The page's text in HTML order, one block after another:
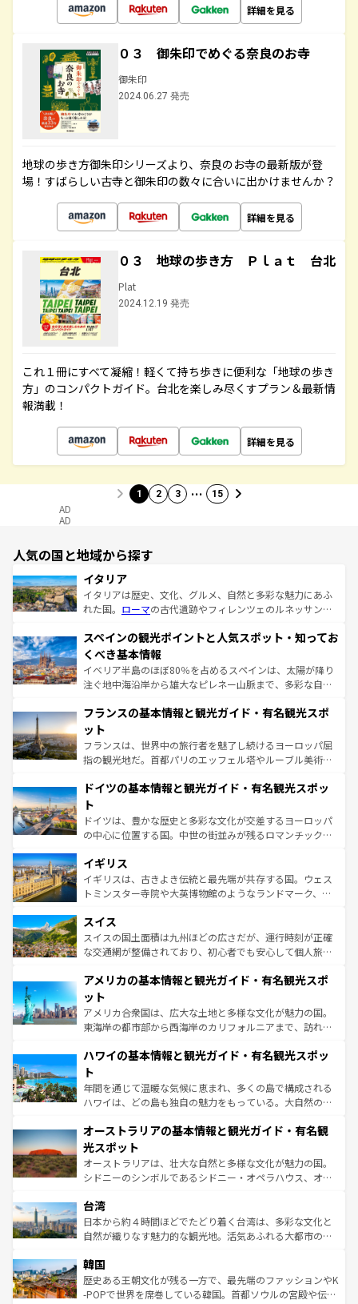
詳細を見る
０３ 御朱印でめぐる奈良のお寺
御朱印
2024.06.27 発売
地球の歩き方御朱印シリーズより、奈良のお寺の最新版が登
場！すばらしい古寺と御朱印の数々に合いに出かけませんか？
詳細を見る
０３ 地球の歩き方 Ｐｌａｔ 台北
Plat
2024.12.19 発売
これ１冊にすべて凝縮！軽くて持ち歩きに便利な「地球の歩き
方」のコンパクトガイド。台北を楽しみ尽くすプラン＆最新情
報満載！
詳細を見る
1 2 3 … 15
AD
AD
人気の国と地域から探す
イタリア
イタリアは歴史、文化、グルメ、自然と多彩な魅力にあふ
れた国。 ローマの古代遺跡やフィレンツェのルネッサンス
ろん、トスカーナの美しい田園風景やアマルフィ海岸の絶
景など、自然景観も見逃せない。観光の合間には、本場の
ピザやパスタなど、絶品のイタリア料理を堪能することも
できる。朝目覚めてから夜眠るまで、すべての瞬間を楽し
なお、新着のイタリア情報はコンテンツ一覧を参照してほ
しい。
スペインの観光ポイントと人気スポット・知ってお
くべき基本情報
イベリア半島のほぼ80％を占めるスペインは、太陽が降り
注ぐ地中海沿岸から雄大なピレネー山脈まで、多彩な自然
文化が根付くこの国では、情熱的なフラメンコ、熱気あふ
れる闘牛、そして美味しいタパスが生活の一部となってい
る。首都マドリードの洗練された雰囲気や、バルセロナの
アートに溢れた街角から、地方では古代ローマ遺跡や中世
せる。地方によって風土や気候が異なるスペインはその個
ンテンツ一覧 を参照してほしい。
フランスの基本情報と観光ガイド・有名観光スポ
ット
フランスは、世界中の旅行者を魅了し続けるヨーロッパ屈
指の観光地だ。首都パリのエッフェル塔やルーブル美術館
で、幅広い魅力が詰まっている。華麗な宮殿、歴史的な大
聖堂、美しいビーチ、そして豊かな自然が、訪れる者を心
から魅了する。また、フランスは美食の国としても知ら
れ、フランス料理はユネスコ無形文化遺産にも登録されて
香り高いラベンダー畑など、多彩な楽しみ方が可能だ。さ
らに、パリ以外の地域にも魅力が溢れており、どの街角に
も豊かな歴史と文化が息づいている。パリ以外の個性あふ
を参照してほしい。
ドイツの基本情報と観光ガイド・有名観光スポッ
ト
ドイツは、豊かな歴史と多彩な文化が交差するヨーロッパ
の中心に位置する国。中世の街並みが残るロマンチック街
顔を持つこの国は、どこを歩いても飽きることがない。ベ
ルリンの文化的活気、バイエルン州のアルプスの絶景、そ
してライン川沿いのワイン畑といった風景は必見。ビール
は、お酒好きな人にはぜひ体験してほしい。 なお、新着の
ドイツ情報はコンテンツ一覧を参照してほしい。
イギリス
イギリスは、古きよき伝統と最先端が共存する国。ウェス
トミンスター寺院や大英博物館のようなランドマーク、歴
リアごとに異なる魅力がある。また、優雅なアフタヌーン
ティー、ビール好きにはたまらない英国パブ、サッカー観
戦など、本場だからこそできる体験も豊富。イギリスを旅
ンツ一覧を参照してほしい。
スイス
スイスの国土面積は九州ほどの広さだが、運行時刻が正確
な交通網が整備されており、初心者でも安心して個人旅行
の建物がそのまま残る町や、スイスならではのユニークな
博物館もあり、アルプス観光だけでなく町歩きも満喫する
ことができる。国民の所得が高いため物価も高いが、旅行
者向けの交通パス提供のサービスもあり、うまく活用すれ
着のスイス情報はコンテンツ一覧を参照してほしい。
アメリカの基本情報と観光ガイド・有名観光スポ
ット
アメリカ合衆国は、広大な土地と多様な文化が魅力の国。
東海岸の都市部から西海岸のカリフォルニアまで、訪れる
のような巨大都市は、観光、ショッピング、エンターテイ
ンメントが詰まった刺激的なスポットだ。一方、アメリカ
西部には大自然が広がり、グランドキャニオンやイエロー
ストーン国立公園といった絶景が堪能できる。さらに、南
文化が魅力。旅行者はアメリカの各地域で異なる魅力を楽
しみながら、その多様性と豊かな歴史を感じることができ
るだろう。車でのロードトリップや列車の旅も、アメリカ
ならではの贅沢な旅のスタイルだ。 なお、新着のアメリカ
情報は コンテンツ一覧 を参照してほしい。
ハワイの基本情報と観光ガイド・有名観光スポッ
ト
年間を通じて温暖な気候に恵まれ、多くの島で構成される
ハワイは、どの島も独自の魅力をもっている。大自然の神
ワイ島は見逃せない。また、定番の観光地といえばオアフ
島だが、静かな自然を求めるならマウイ島やカウアイ島が
おすすめ。エメラルドグリーンに輝く海をはじめ、豊かな
文化や歴史が息づいている。「アロハスピリット」と呼ば
人々、おいしいローカルフードやハワイアンミュージッ
ク、伝統的なフラダンスなど、すべてがハワイの魅力を彩
っている。訪れるたびに新しい発見と感動が待っているハ
はコンテンツ一覧
オーストラリアの基本情報と観光ガイド・有名観
光スポット
オーストラリアは、壮大な自然と多様な文化が魅力の国。
シドニーのシンボルであるシドニー・オペラハウス、オー
リアリーフや大陸中央部にそびえるウルル（エアーズロッ
ク）、タスマニアの美しい原生林やケアンズの熱帯雨林な
ど、見どころがたくさん。また、カフェやワイン、オージ
いる。アクティビティも充実しており、サーフィンやダイ
ビング、ハイキングなど、アウトドア好きにはたまらな
い。オーストラリアの多彩な魅力を存分に味わいつくそ
台湾
日本から約４時間ほどでたどり着く台湾は、多彩な文化と
自然が織りなす魅力的な観光地。活気あふれる大都市の台
ン）、静ひつな山岳地帯である台湾東部など、都市の喧騒
と山間の静けさが共存しており、訪れる人に新しい発見と
驚きをもたらしてくれる。また、奥深い台湾の食文化も魅
韓国
歴史ある王朝文化が残る一方で、最先端のファッションやK
-POPで世界を席巻している韓国。首都ソウルの宮殿や伝統